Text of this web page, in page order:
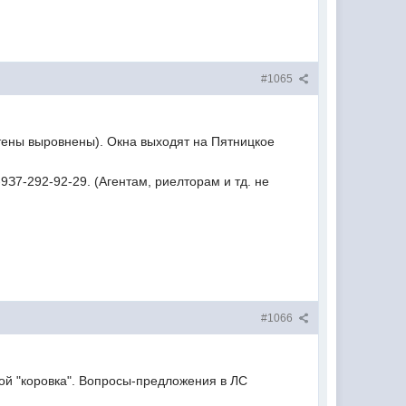
#1065
выровнены). Окна выходят на Пятницкое
292-92-29. (Агентам, риелторам и тд. не
#1066
"коровка". Вопросы-предложения в ЛС